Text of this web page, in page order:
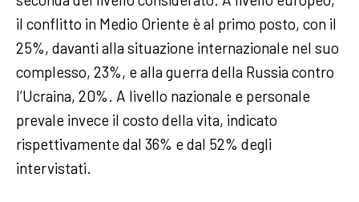
il conflitto in Medio Oriente è al primo posto, con il
25%, davanti alla situazione internazionale nel suo
complesso, 23%, e alla guerra della Russia contro
l’Ucraina, 20%. A livello nazionale e personale
prevale invece il costo della vita, indicato
rispettivamente dal 36% e dal 52% degli
intervistati.